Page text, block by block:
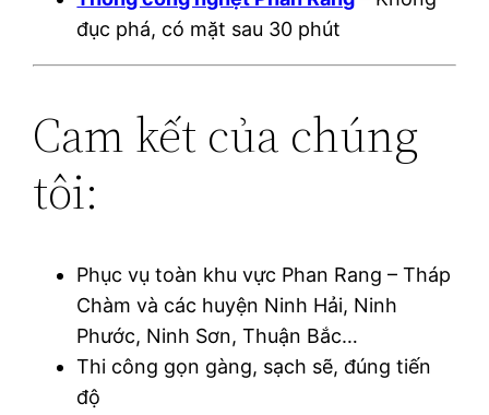
đục phá, có mặt sau 30 phút
Cam kết của chúng
tôi:
Phục vụ toàn khu vực Phan Rang – Tháp
Chàm và các huyện Ninh Hải, Ninh
Phước, Ninh Sơn, Thuận Bắc…
Thi công gọn gàng, sạch sẽ, đúng tiến
độ